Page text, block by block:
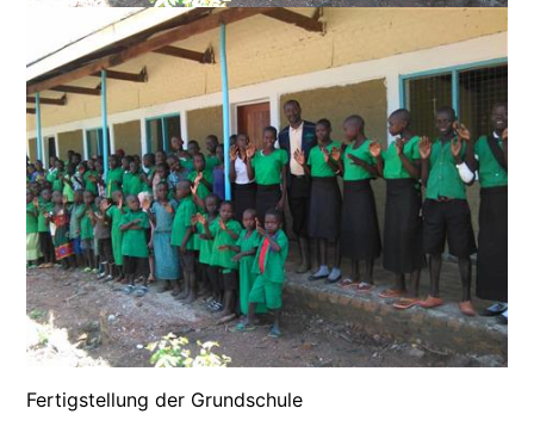
Fertigstellung der Grundschule